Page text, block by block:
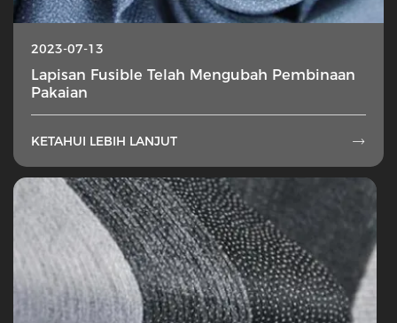
2023-07-13
Lapisan Fusible Telah Mengubah Pembinaan
Pakaian
KETAHUI LEBIH LANJUT 